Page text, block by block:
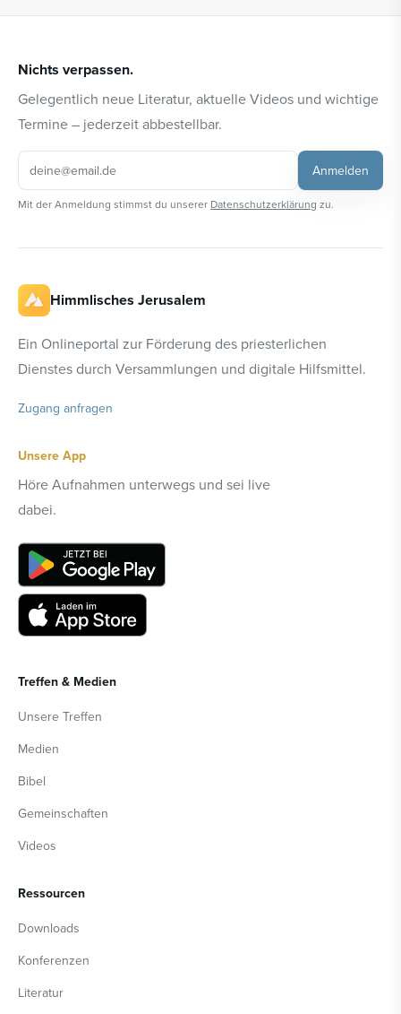
Nichts verpassen.
Gelegentlich neue Literatur, aktuelle Videos und wichtige
Termine – jederzeit abbestellbar.
Anmelden
Mit der Anmeldung stimmst du unserer Datenschutzerklärung zu.
Himmlisches Jerusalem
Ein Onlineportal zur Förderung des priesterlichen
Dienstes durch Versammlungen und digitale Hilfsmittel.
Zugang anfragen
Unsere App
Höre Aufnahmen unterwegs und sei live
dabei.
Treffen & Medien
Unsere Treffen
Medien
Bibel
Gemeinschaften
Videos
Ressourcen
Downloads
Konferenzen
Literatur